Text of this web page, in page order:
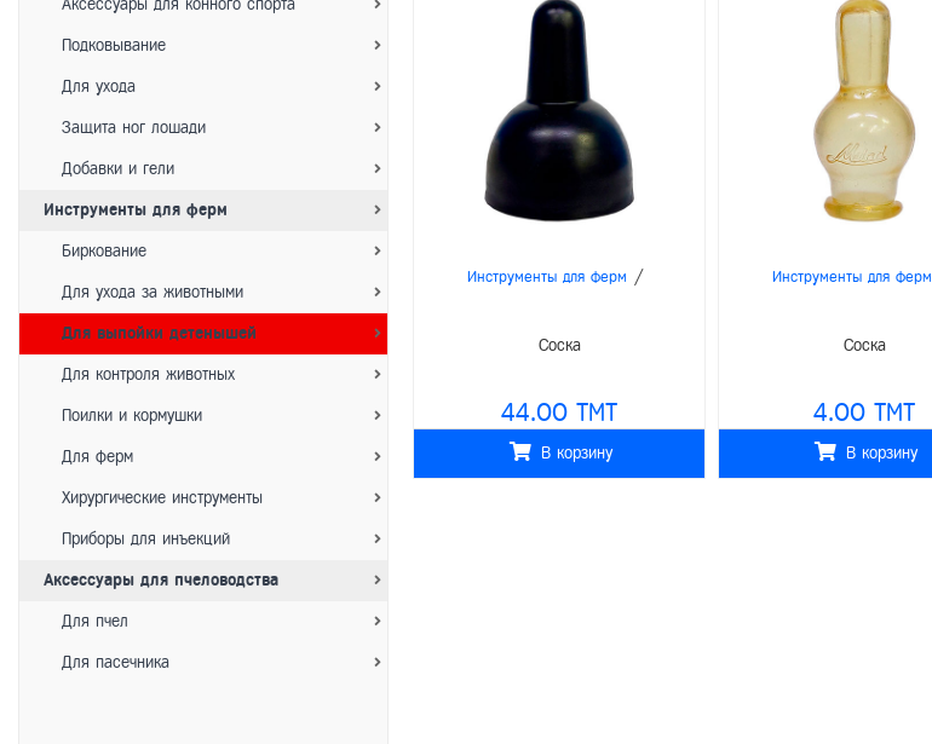
Аксессуары для конного спорта
Подковывание
Для ухода
Защита ног лошади
Добавки и гели
Инструменты для ферм
Биркование
Для ухода за животными
Для выпойки детенышей
Для контроля животных
Поилки и кормушки
Для ферм
Хирургические инструменты
Приборы для инъекций
Аксессуары для пчеловодства
Для пчел
Для пасечника
Инструменты для ферм /
Соска
44.00 TMT
В корзину
Инструменты для ферм
Соска
4.00 TMT
В корзину